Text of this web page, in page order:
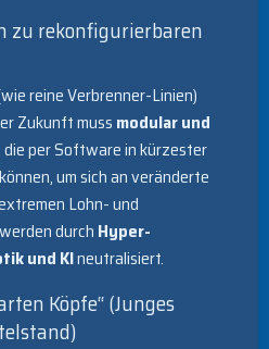
zu rekonfigurierbaren
reine Verbrenner-Linien)
Zukunft muss modular und
die per Software in kürzester
um sich an veränderte
Lohn- und
durchHyper-
und KIneutralisiert.
Köpfe“ (Junges